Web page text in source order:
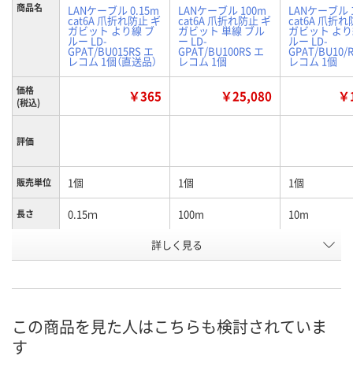
商品名 LANケーブル 0.15m
cat6A 爪折れ防止 ギ
ガビット より線 ブ
ルー LD-
GPAT/BU015RS エ
レコム 1個（直送品）
LANケーブル 100m
cat6A 爪折れ防止 ギ
ガビット 単線 ブル
ー LD-
GPAT/BU100RS エ
レコム 1個
LANケーブル
cat6A 爪折れ
ガビット よ
ルー LD-
GPAT/BU10/
レコム 1個
価格
(税込)
￥365 ￥25,080
評価
販売単位 1個 1個 1個
長さ 0.15ｍ 100m 10m
ブルー
号
お届け日
詳しく見る
この商品を見た人はこちらも検討されていま
す